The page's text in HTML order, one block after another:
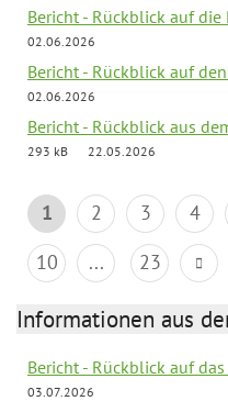
Bericht - Rückblick auf die
02.06.2026
Bericht - Rückblick auf
02.06.2026
Bericht - Rückblick aus
293 kB
22.05.2026
1 2 3 4
10
... 23
Informationen aus
Bericht - Rückblick auf
03.07.2026